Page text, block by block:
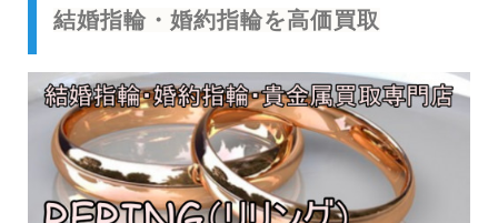
結婚指輪・婚約指輪を高価買取